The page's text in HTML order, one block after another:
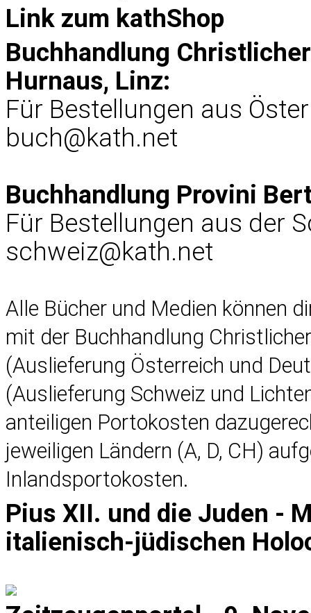
Link zum kathShop
Buchhandlung
Hurnaus, Linz:
Für Bestellungen aus
buch@kath.net
Buchhandlung Provini
Für Bestellungen aus der
schweiz@kath.net
Alle Bücher und Medien können
mit der Buchhandlung
(Auslieferung Österreich und
(Auslieferung Schweiz und
anteiligen Portokosten
jeweiligen Ländern (A, D, CH)
Inlandsportokosten.
Pius XII. und die Juden -
italienisch-jüdischen